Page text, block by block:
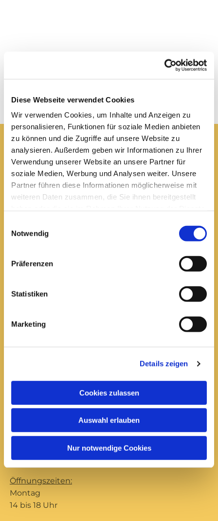
Diese Webseite verwendet Cookies
Wir verwenden Cookies, um Inhalte und Anzeigen zu
personalisieren, Funktionen für soziale Medien anbieten
zu können und die Zugriffe auf unsere Website zu
analysieren. Außerdem geben wir Informationen zu Ihrer
Verwendung unserer Website an unsere Partner für
soziale Medien, Werbung und Analysen weiter. Unsere
Partner führen diese Informationen möglicherweise mit
weiteren Daten zusammen, die Sie ihnen bereitgestellt
Notwendig
Präferenzen
Statistiken
Marketing
Details zeigen
Cookies zulassen
Auswahl erlauben
Nur notwendige Cookies
Pfarrei St. Elisabeth Arnstadt
kath-kg-arnstadt@bistum-erfurt.de
Wachsenburgallee 16
03628 602285
Öffnungszeiten:
10 bis 12 Uhr
14 bis 16 Uhr
Büro Ilmenau
Unterpörlitzer Str. 15
Ilmenau, 98693
03677 202571
Öffnungszeiten:
Montag
14 bis 18 Uhr